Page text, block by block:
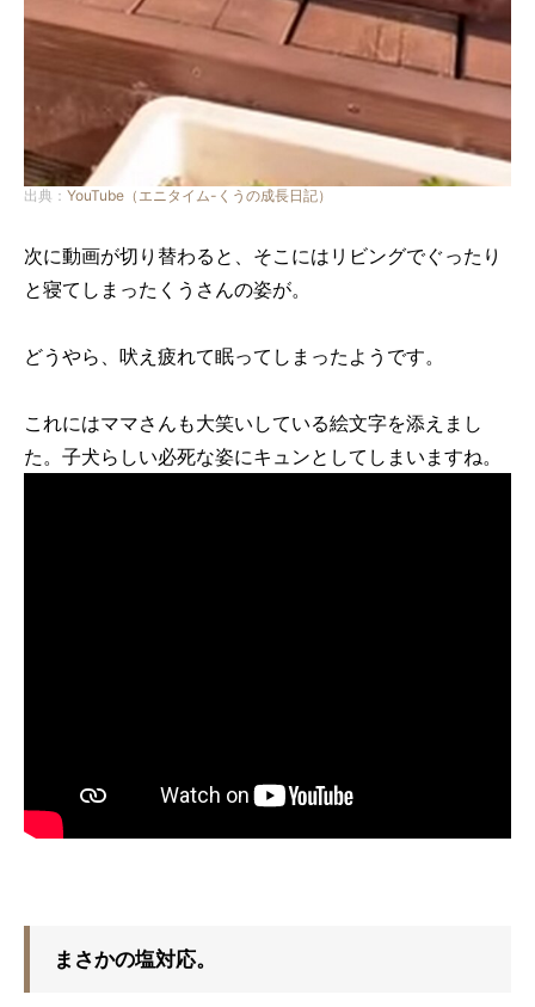
出典： YouTube（エニタイム-くうの成長日記）
次に動画が切り替わると、そこにはリビングでぐったり
と寝てしまったくうさんの姿が。
どうやら、吠え疲れて眠ってしまったようです。
これにはママさんも大笑いしている絵文字を添えまし
た。子犬らしい必死な姿にキュンとしてしまいますね。
まさかの塩対応。